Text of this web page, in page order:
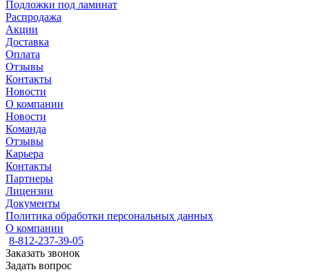
Подложки под ламинат
Распродажа
Акции
Доставка
Оплата
Отзывы
Контакты
Новости
О компании
Новости
Команда
Отзывы
Карьера
Контакты
Партнеры
Лицензии
Документы
Политика обработки персональных данных
О компании
8-812-237-39-05
Заказать звонок
Задать вопрос